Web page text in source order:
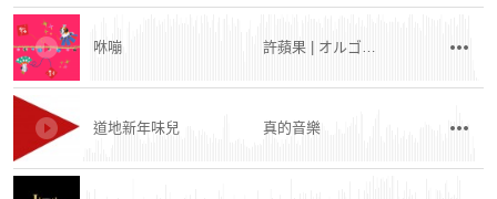
咻嘣 許蘋果 | オルゴール
道地新年味兒 真的音樂